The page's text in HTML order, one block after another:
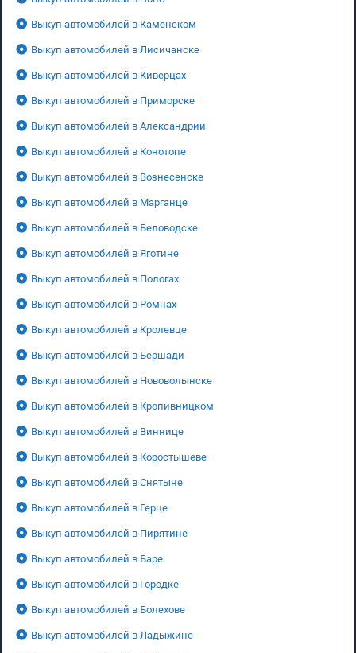
Выкуп автомобилей в Каменском
Выкуп автомобилей в Лисичанске
Выкуп автомобилей в Киверцах
Выкуп автомобилей в Приморске
Выкуп автомобилей в Александрии
Выкуп автомобилей в Конотопе
Выкуп автомобилей в Вознесенске
Выкуп автомобилей в Марганце
Выкуп автомобилей в Беловодске
Выкуп автомобилей в Яготине
Выкуп автомобилей в Пологах
Выкуп автомобилей в Ромнах
Выкуп автомобилей в Кролевце
Выкуп автомобилей в Бершади
Выкуп автомобилей в Нововолынске
Выкуп автомобилей в Кропивницком
Выкуп автомобилей в Виннице
Выкуп автомобилей в Коростышеве
Выкуп автомобилей в Снятыне
Выкуп автомобилей в Герце
Выкуп автомобилей в Пирятине
Выкуп автомобилей в Баре
Выкуп автомобилей в Городке
Выкуп автомобилей в Болехове
Выкуп автомобилей в Ладыжине